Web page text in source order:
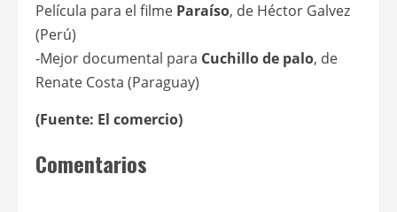
Película para el filme Paraíso, de Héctor Galvez
(Perú)
-Mejor documental para Cuchillo de palo, de
Renate Costa (Paraguay)
(Fuente: El comercio)
Comentarios